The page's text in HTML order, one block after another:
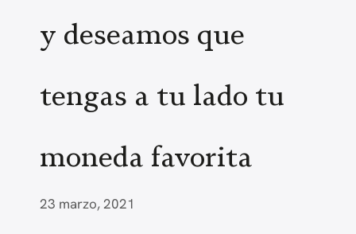
y deseamos que
tengas a tu lado tu
moneda favorita
23 marzo, 2021